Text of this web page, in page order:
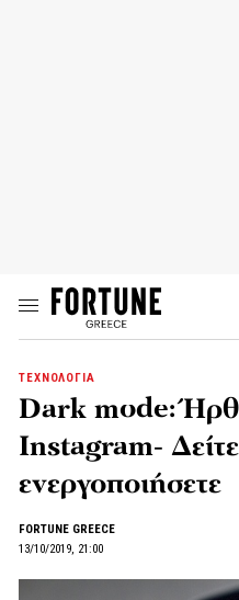
ΤΕΧΝΟΛΟΓΙΑ
Dark mode:
Instagram-
ενεργοποιήσετε
FORTUNE GREECE
13/10/2019, 21:00